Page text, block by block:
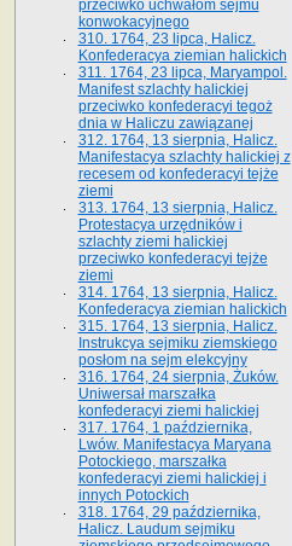
przeciwko uchwałom sejmu
konwokacyjnego
310. 1764, 23 lipca, Halicz.
Konfederacya ziemian halickich
311. 1764, 23 lipca, Maryampol.
Manifest szlachty halickiej
przeciwko konfederacyi tegoż
dnia w Haliczu zawiązanej
312. 1764, 13 sierpnia, Halicz.
Manifestacya szlachty halickiej z
recesem od konfederacyi tejże
ziemi
313. 1764, 13 sierpnia, Halicz.
Protestacya urzędników i
szlachty ziemi halickiej
przeciwko konfederacyi tejże
ziemi
314. 1764, 13 sierpnia, Halicz.
Konfederacya ziemian halickich
315. 1764, 13 sierpnia, Halicz.
Instrukcya sejmiku ziemskiego
posłom na sejm elekcyjny
316. 1764, 24 sierpnia, Żuków.
Uniwersał marszałka
konfederacyi ziemi halickiej
317. 1764, 1 października,
Lwów. Manifestacya Maryana
Potockiego, marszałka
konfederacyi ziemi halickiej i
innych Potockich
318. 1764, 29 października,
Halicz. Laudum sejmiku